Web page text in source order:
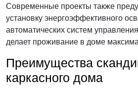
Современные проекты также
установку энергоэффективного
автоматических систем
делает проживание в доме
Преимущества
каркасного дома